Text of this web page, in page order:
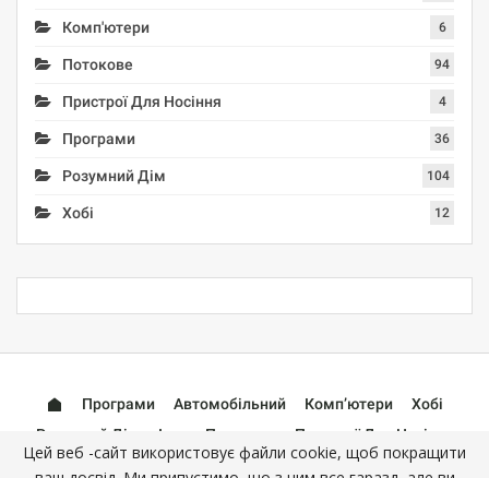
Комп'ютери 6
Потокове 94
Пристрої Для Носіння 4
Програми 36
Розумний Дім 104
Хобі 12
Програми Автомобільний Комп’ютери
Хобі
Розумний Дім
Ігри Потокове
Пристрої Для Носіння
Аксесуари
Цей веб -сайт використовує файли cookie, щоб покращити